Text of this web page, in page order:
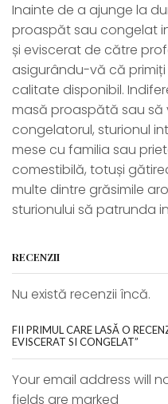
Inainte de a ajunge la
proaspăt sau congelat
și eviscerat de către
asigurându-vă că
calitate disponibil.
masă proaspătă sau să
congelatorul, sturionul
mese cu familia sau
comestibilă, totuși
multe dintre grăsimile
sturionului să patrunda
RECENZII
Nu există recenzii încă.
FII PRIMUL CARE LASĂ O
EVISCERAT SI CONGELAT”
Your email address will
fields are marked